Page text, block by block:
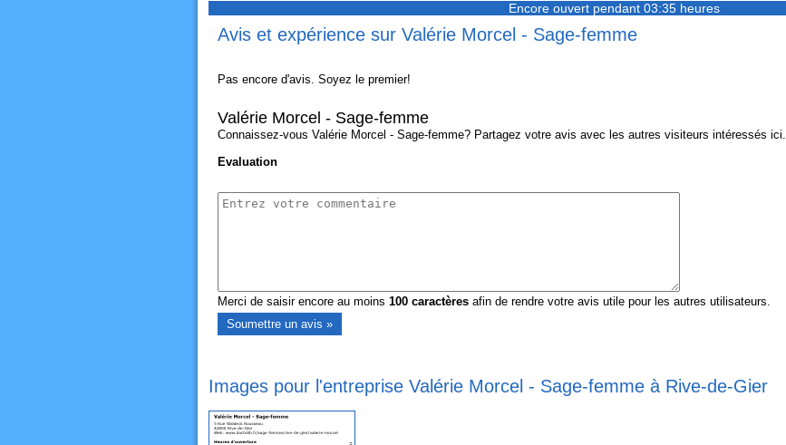
Encore ouvert pendant 03:35 heures
Avis et expérience sur Valérie Morcel - Sage-femme
Pas encore d'avis. Soyez le premier!
Valérie Morcel - Sage-femme
Connaissez-vous Valérie Morcel - Sage-femme? Partagez votre avis avec les autres visiteurs intéressés ici.
Evaluation
Merci de saisir encore au moins 100caractèresafin de rendre votre avis utile pour les autres utilisateurs.
Images pour l'entreprise Valérie Morcel - Sage-femme à Rive-de-Gier